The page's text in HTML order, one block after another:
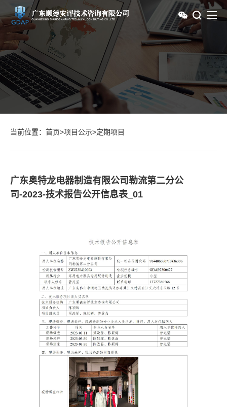
当前位置： 首页>项目公示>定期项目
广东奥特龙电器制造有限公司勒流第二分公
司-2023-技术报告公开信息表_01